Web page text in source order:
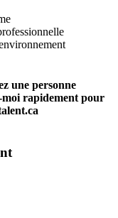
une personne
moi rapidement pour